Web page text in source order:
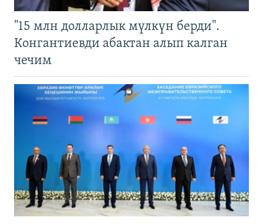
"15 млн долларлык мүлкүн берди".
Конгантиевди абактан алып калган
чечим